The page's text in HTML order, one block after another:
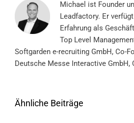
Michael ist Founder
Leadfactory. Er
Erfahrung als
Top Level
Softgarden e-recruiting GmbH, Co-
Deutsche Messe Interactive GmbH,
Ähnliche Beiträge